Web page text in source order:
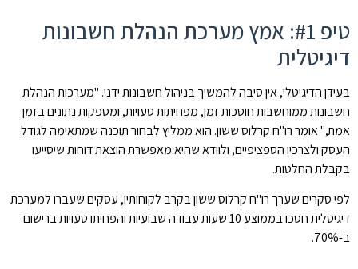
טיפ #1: אמץ מערכת הנהלת חשבונות
דיגיטלית
בעידן הדיגיטלי, אין סיבה להמשיך בניהול חשבונות ידני. "מערכות הנהלת
חשבונות ממוחשבות חוסכות זמן, מפחיתות טעויות, ומספקות נתונים בזמן
אמת," אומר רו"ח קרלוס ששון. הוא ממליץ לבחור תוכנה שמתאימה לגודל
העסק ולצרכיו הספציפיים, ולוודא שהיא מאפשרת הוצאת דוחות שיסייעו
בקבלת החלטות.
לפי סקרים שערך רו"ח קרלוס ששון בקרב לקוחותיו, עסקים שעברו למערכת
דיגיטלית חסכו בממוצע 10 שעות עבודה שבועיות והפחיתו טעויות ברישום
ב-70%.